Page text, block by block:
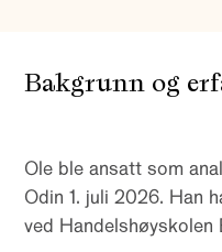
Bakgrunn og
Ole ble ansatt som
Odin 1. juli 2026. Han
ved Handelshøyskolen